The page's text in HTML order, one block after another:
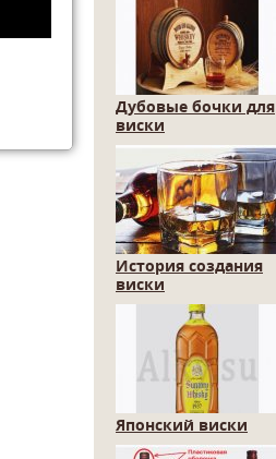
Дубовые бочки для
виски
История создания
виски
Японский виски